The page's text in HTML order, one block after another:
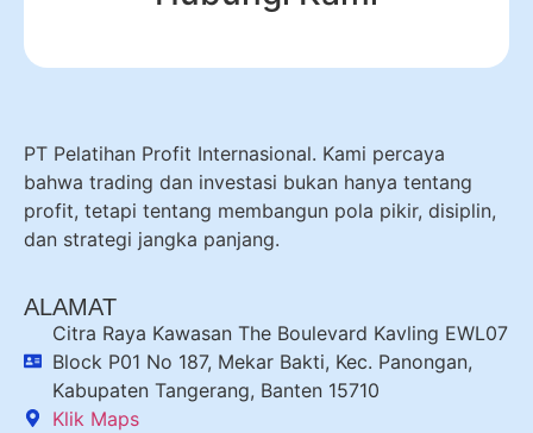
PT Pelatihan Profit Internasional. Kami percaya
bahwa trading dan investasi bukan hanya tentang
profit, tetapi tentang membangun pola pikir, disiplin,
dan strategi jangka panjang.
ALAMAT
Citra Raya Kawasan The Boulevard Kavling EWL07
Block P01 No 187, Mekar Bakti, Kec. Panongan,
Kabupaten Tangerang, Banten 15710
Klik Maps